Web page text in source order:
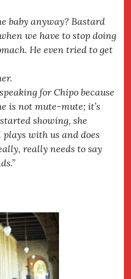
baby anyway? Bastard
we have to stop doing
He even tried to get
for Chipo because
is not mute-mute; it’s
showing, she
with us and does
really needs to say